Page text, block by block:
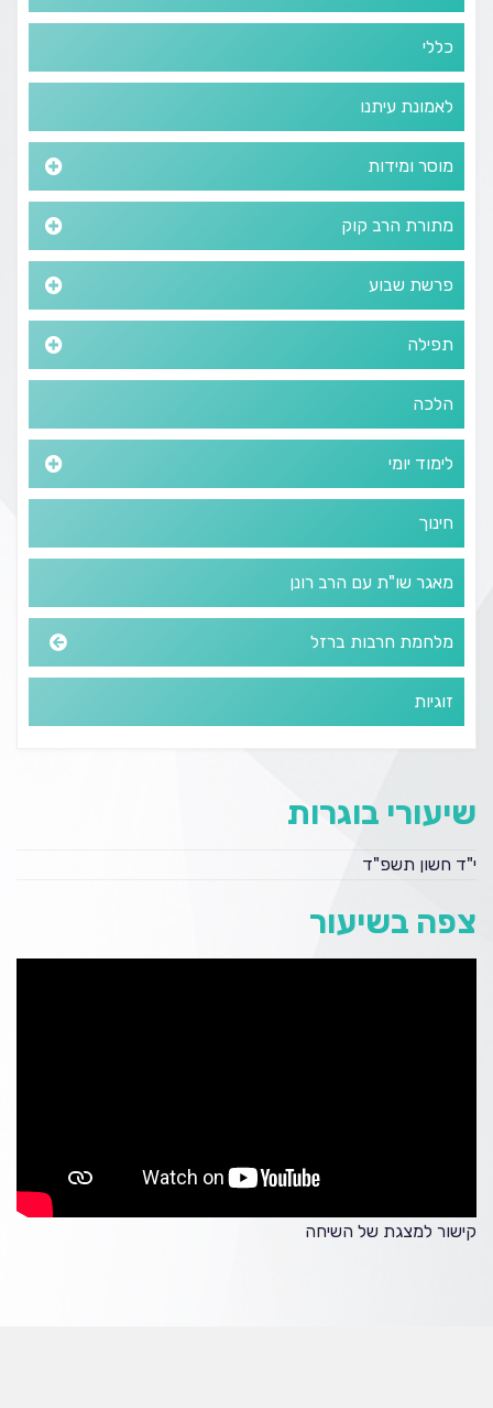
כללי
לאמונת עיתנו
מוסר ומידות
מתורת הרב קוק
פרשת שבוע
תפילה
הלכה
לימוד יומי
חינוך
מאגר שו"ת עם הרב רונן
מלחמת חרבות ברזל
זוגיות
שיעורי בוגרות
י"ד חשון תשפ"ד
צפה בשיעור
קישור למצגת של השיחה